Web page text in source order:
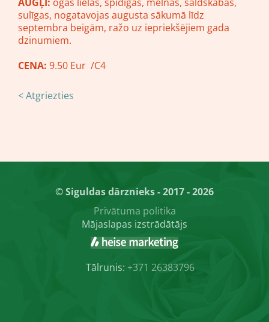
sulīgas, nogatavojas augusta sākumā līdz
septembra beigām, ražo uz iepriekšējiem gada
dzinumiem.
CENA: 9.50 Eur /C4
< Atgriezties
© Siguldas dārznieks - 2017 - 2026
Privātuma politika
Mājaslapas izstrādātājs
Tālrunis: +371 26383796